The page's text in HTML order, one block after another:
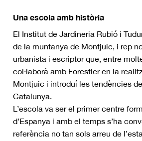
Una escola amb història
El Institut de Jardineria Rubió i
de la muntanya de Montjuic, i rep
urbanista i escriptor que, entre
col·laborà amb Forestier en la
Montjuic i introduí les tendències
Catalunya.
L’escola va ser el primer centre
d’Espanya i amb el temps s’ha
referència no tan sols arreu de